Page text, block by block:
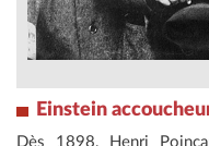
Einstein
Dès 1898, Henri